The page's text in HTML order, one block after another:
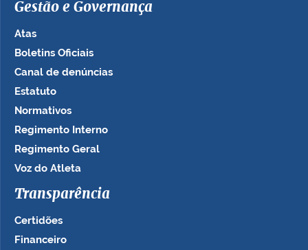
Gestão e Governança
Atas
Boletins Oficiais
Canal de denúncias
Estatuto
Normativos
Regimento Interno
Regimento Geral
Voz do Atleta
Transparência
Certidões
Financeiro